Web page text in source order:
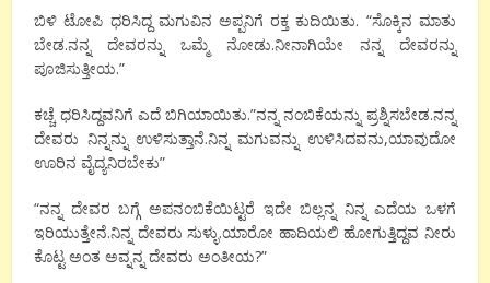
ಬಿಳಿ ಟೋಪಿ ಧರಿಸಿದ್ದ ಮಗುವಿನ ಅಪ್ಪನಿಗೆ ರಕ್ತ ಕುದಿಯಿತು. “ಸೊಕ್ಕಿನ ಮಾತು
ಬೇಡ.ನನ್ನ ದೇವರನ್ನು ಒಮ್ಮೆ ನೋಡು.ನೀನಾಗಿಯೇ ನನ್ನ ದೇವರನ್ನು
ಪೂಜಿಸುತ್ತೀಯ.”
ಕಚ್ಚೆ ಧರಿಸಿದ್ದವನಿಗೆ ಎದೆ ಬಿಗಿಯಾಯಿತು.”ನನ್ನ ನಂಬಿಕೆಯನ್ನು ಪ್ರಶ್ನಿಸಬೇಡ.ನನ್ನ
ದೇವರು ನಿನ್ನನ್ನು ಉಳಿಸುತ್ತಾನೆ.ನಿನ್ನ ಮಗುವನ್ನು ಉಳಿಸಿದವನು,ಯಾವುದೋ
ಊರಿನ ವೈದ್ಯನಿರಬೇಕು”
“ನನ್ನ ದೇವರ ಬಗ್ಗೆ ಅಪನಂಬಿಕೆಯಿಟ್ಟರೆ ಇದೇ ಬಿಲ್ಲನ್ನ ನಿನ್ನ ಎದೆಯ ಒಳಗೆ
ಇರಿಯುತ್ತೇನೆ.ನಿನ್ನ ದೇವರು ಸುಳ್ಳು.ಯಾರೋ ಹಾದಿಯಲಿ ಹೋಗುತ್ತಿದ್ದವ ನೀರು
ಕೊಟ್ಟ ಅಂತ ಅವ್ನನ್ನ ದೇವರು ಅಂತೀಯ?”